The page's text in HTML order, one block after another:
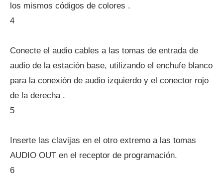
los mismos códigos de colores .
4
Conecte el audio cables a las tomas de entrada de
audio de la estación base, utilizando el enchufe blanco
para la conexión de audio izquierdo y el conector rojo
de la derecha .
5
Inserte las clavijas en el otro extremo a las tomas
AUDIO OUT en el receptor de programación.
6